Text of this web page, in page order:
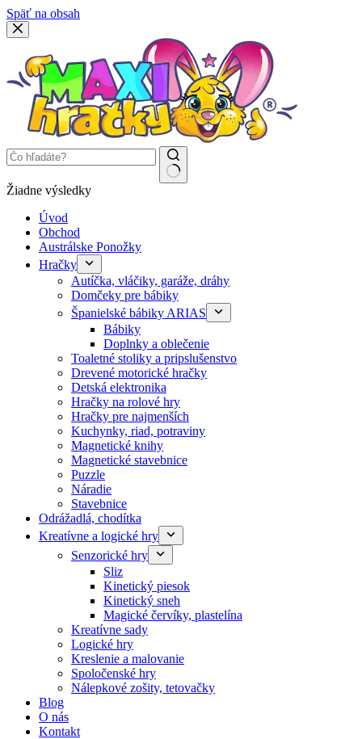
Späť na obsah
Žiadne výsledky
Úvod
Obchod
Austrálske Ponožky
Hračky
Autíčka, vláčiky, garáže, dráhy
Domčeky pre bábiky
Španielské bábiky ARIAS
Bábiky
Doplnky a oblečenie
Toaletné stoliky a pripslušenstvo
Drevené motorické hračky
Detská elektronika
Hračky na rolové hry
Hračky pre najmenších
Kuchynky, riad, potraviny
Magnetické knihy
Magnetické stavebnice
Puzzle
Náradie
Stavebnice
Odrážadlá, chodítka
Kreatívne a logické hry
Senzorické hry
Sliz
Kinetický piesok
Kinetický sneh
Magické červíky, plastelína
Kreatívne sady
Logické hry
Kreslenie a malovanie
Spoločenské hry
Nálepkové zošity, tetovačky
Blog
O nás
Kontakt